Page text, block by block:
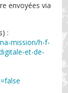
envoyées via
:
mission/h-f-
et-de-